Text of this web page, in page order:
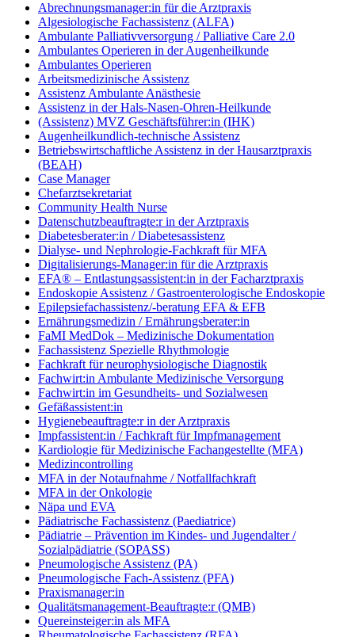
Abrechnungsmanager:in für die Arztpraxis
Algesiologische Fachassistenz (ALFA)
Ambulante Palliativversorgung / Palliative Care 2.0
Ambulantes Operieren in der Augenheilkunde
Ambulantes Operieren
Arbeitsmedizinische Assistenz
Assistenz Ambulante Anästhesie
Assistenz in der Hals-Nasen-Ohren-Heilkunde
(Assistenz) MVZ Geschäftsführer:in (IHK)
Augenheilkundlich-technische Assistenz
Betriebswirtschaftliche Assistenz in der Hausarztpraxis
(BEAH)
Case Manager
Chefarztsekretariat
Community Health Nurse
Datenschutzbeauftragte:r in der Arztpraxis
Diabetesberater:in / Diabetesassistenz
Dialyse- und Nephrologie-Fachkraft für MFA
Digitalisierungs-Manager:in für die Arztpraxis
EFA® – Entlastungsassistent:in in der Facharztpraxis
Endoskopie Assistenz / Gastroenterologische Endoskopie
Epilepsiefachassistenz/-beratung EFA & EFB
Ernährungsmedizin / Ernährungsberater:in
FaMI MedDok – Medizinische Dokumentation
Fachassistenz Spezielle Rhythmologie
Fachkraft für neurophysiologische Diagnostik
Fachwirt:in Ambulante Medizinische Versorgung
Fachwirt:in im Gesundheits- und Sozialwesen
Gefäßassistent:in
Hygienebeauftragte:r in der Arztpraxis
Impfassistent:in / Fachkraft für Impfmanagement
Kardiologie für Medizinische Fachangestellte (MFA)
Medizincontrolling
MFA in der Notaufnahme / Notfallfachkraft
MFA in der Onkologie
Näpa und EVA
Pädiatrische Fachassistenz (Paediatrice)
Pädiatrie – Prävention im Kindes- und Jugendalter /
Sozialpädiatrie (SOPASS)
Pneumologische Assistenz (PA)
Pneumologische Fach-Assistenz (PFA)
Praxismanager:in
Qualitätsmanagement-Beauftragte:r (QMB)
Quereinsteiger:in als MFA